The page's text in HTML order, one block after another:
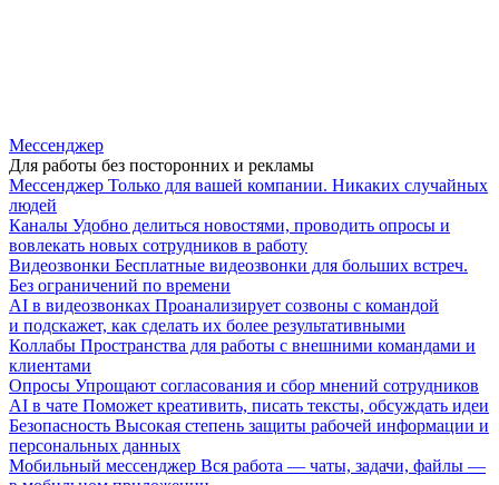
Мессенджер
Для работы без посторонних и рекламы
Мессенджер Только для вашей компании. Никаких случайных
людей
Каналы Удобно делиться новостями, проводить опросы и
вовлекать новых сотрудников в работу
Видеозвонки Бесплатные видеозвонки для больших встреч.
Без ограничений по времени
AI в видеозвонках Проанализирует созвоны с командой
и подскажет, как сделать их более результативными
Коллабы Пространства для работы с внешними командами и
клиентами
Опросы Упрощают согласования и сбор мнений сотрудников
AI в чате Поможет креативить, писать тексты, обсуждать идеи
Безопасность Высокая степень защиты рабочей информации и
персональных данных
Мобильный мессенджер Вся работа — чаты, задачи, файлы —